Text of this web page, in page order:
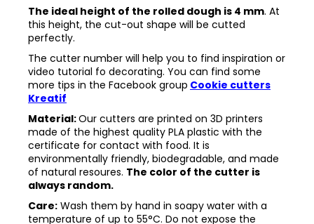
The ideal height of the rolled dough is 4 mm. At
this height, the cut-out shape will be cutted
perfectly.
The cutter number will help you to find inspiration or
video tutorial fo decorating. You can find some
more tips in the Facebook group Cookie cutters
Kreatif
Material:Our cutters are printed on 3D printers
made of the highest quality PLA plastic with the
certificate for contact with food. It is
environmentally friendly, biodegradable, and made
of natural resoures. The color of the cutter is
always random.
Care: Wash them by hand in soapy water with a
temperature of up to 55°C. Do not expose the